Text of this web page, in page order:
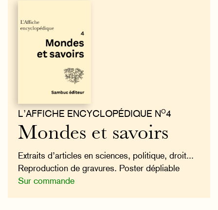
L’AFFICHE ENCYCLOPÉDIQUE NO4
Mondes et savoirs
Extraits d’articles en sciences, politique, droit...
Reproduction de gravures. Poster dépliable
Sur commande